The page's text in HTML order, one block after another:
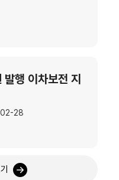
행 이차보전 지
28